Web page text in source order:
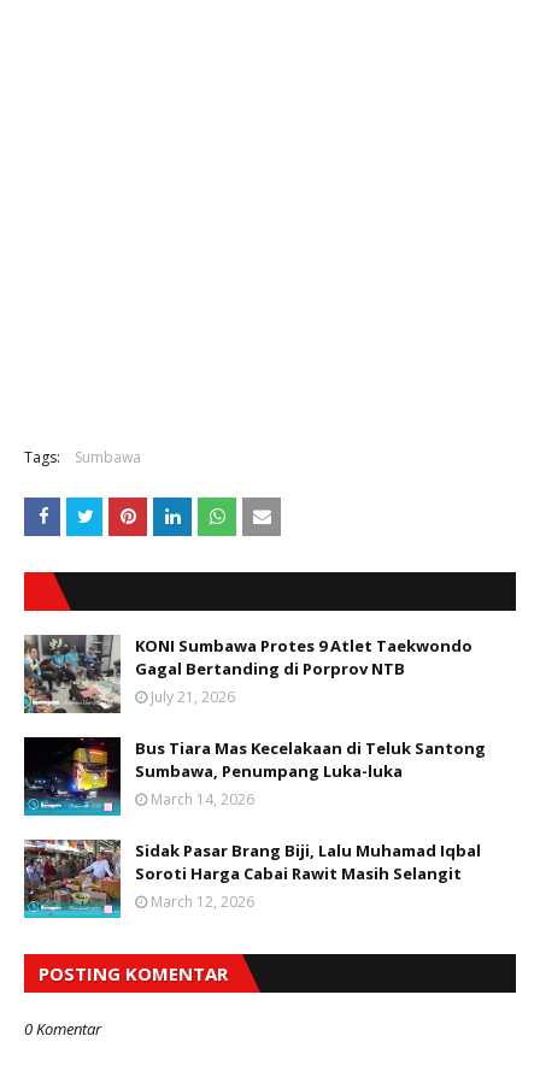
Tags: Sumbawa
KONI Sumbawa Protes 9 Atlet Taekwondo
Gagal Bertanding di Porprov NTB
July 21, 2026
Bus Tiara Mas Kecelakaan di Teluk Santong
Sumbawa, Penumpang Luka-luka
March 14, 2026
Sidak Pasar Brang Biji, Lalu Muhamad Iqbal
Soroti Harga Cabai Rawit Masih Selangit
March 12, 2026
POSTING KOMENTAR
0 Komentar